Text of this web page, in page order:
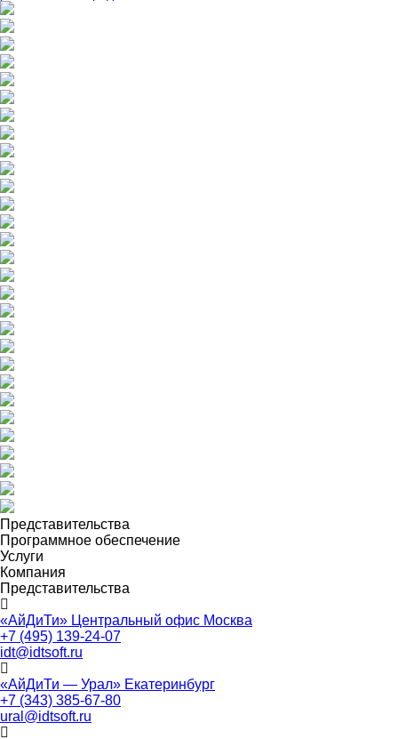
Представительства
Программное обеспечение
Услуги
Компания
Представительства
«АйДиТи» Центральный офис Москва
+7 (495) 139-24-07
idt@idtsoft.ru
«АйДиТи — Урал» Екатеринбург
+7 (343) 385-67-80
ural@idtsoft.ru